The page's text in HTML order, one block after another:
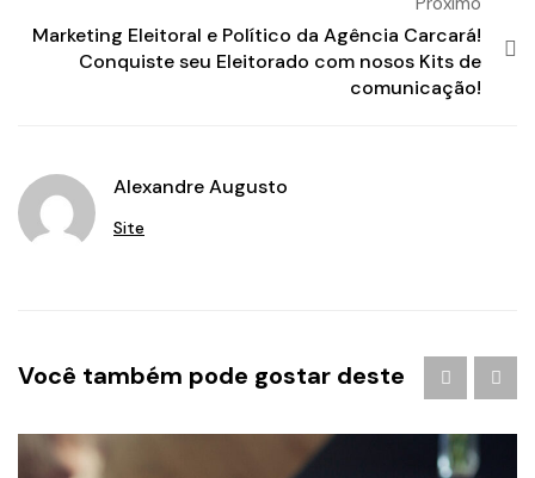
Marketing Eleitoral e Político da Agência Carcará!
Conquiste seu Eleitorado com nosos Kits de
comunicação!
Alexandre Augusto
Site
Você também pode gostar deste